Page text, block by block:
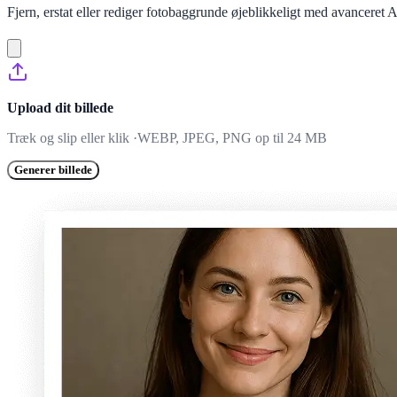
Fjern, erstat eller rediger fotobaggrunde øjeblikkeligt med avanceret
Upload dit billede
Træk og slip eller klik ·WEBP, JPEG, PNG op til 24 MB
Generer billede